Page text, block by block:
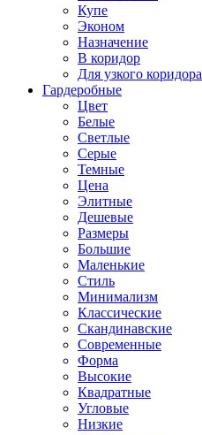
Купе
Эконом
Назначение
В коридор
Для узкого коридора
Гардеробные
Цвет
Белые
Светлые
Серые
Темные
Цена
Элитные
Дешевые
Размеры
Большие
Маленькие
Стиль
Минимализм
Классические
Скандинавские
Современные
Форма
Высокие
Квадратные
Угловые
Низкие